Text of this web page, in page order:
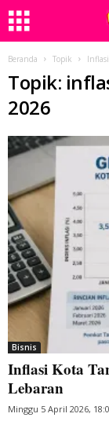
Beranda Topik
Topik:
2026
Bisnis
Inflasi Kota
Lebaran
Minggu 5 April 2026,